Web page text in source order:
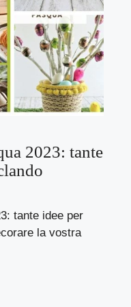
2023: tante
tante idee per
la vostra